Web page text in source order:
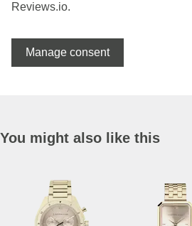
Reviews.io.
Manage consent
You might also like this